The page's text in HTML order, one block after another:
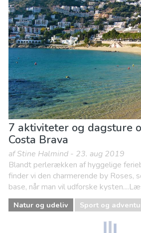
7 aktiviteter og dagsture
Costa Brava
af Stine Halmind - 23. aug 2019
Blandt perlerækken af hyggelige
finder vi den charmerende by Roses,
base, når man vil udforske
Natur og udeliv Sport og